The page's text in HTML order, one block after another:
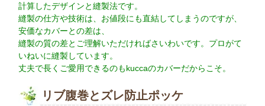
計算したデザインと縫製法です。
縫製の仕方や技術は、お値段にも直結してしまうのですが、
安価なカバーとの差は、
縫製の質の差とご理解いただければさいわいです。プロがて
いねいに縫製しています。
丈夫で長くご愛用できるのもkuccaのカバーだからこそ。
リブ腹巻とズレ防止ポッケ